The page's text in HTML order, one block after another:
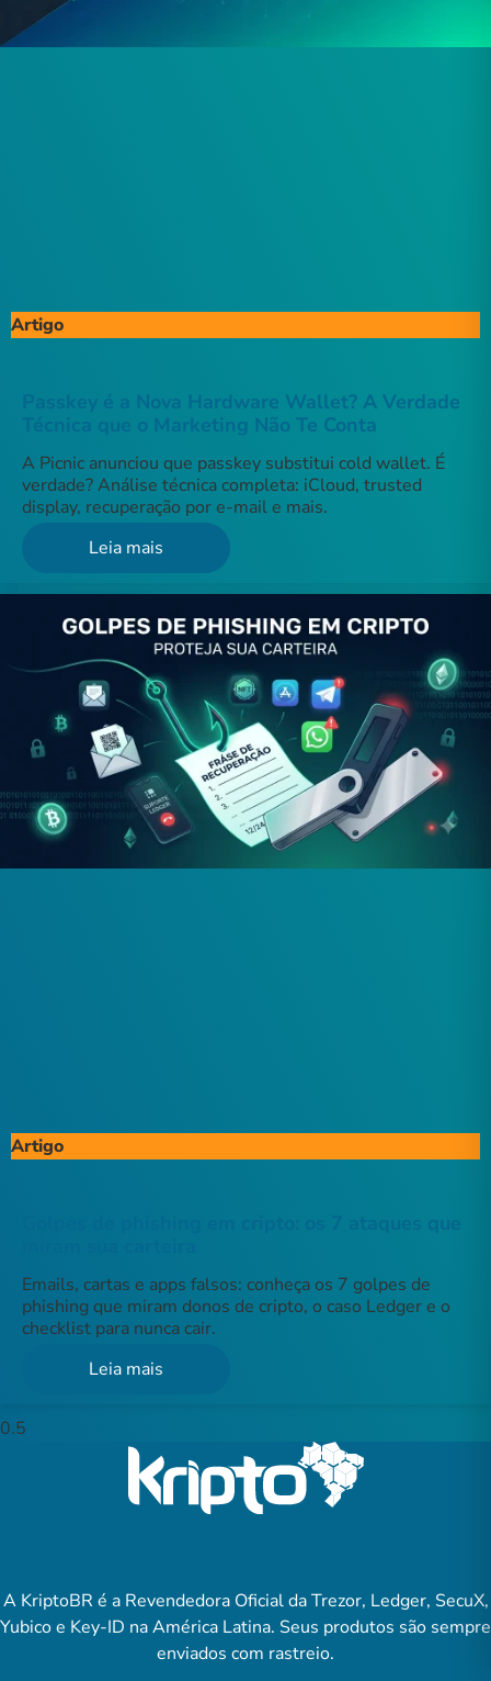
Artigo
Passkey é a Nova Hardware Wallet? A Verdade
Técnica que o Marketing Não Te Conta
A Picnic anunciou que passkey substitui cold wallet. É
verdade? Análise técnica completa: iCloud, trusted
display, recuperação por e-mail e mais.
Leia mais
Artigo
Emails, cartas e apps falsos: conheça os 7 golpes de
phishing que miram donos de cripto, o caso Ledger e o
checklist para nunca cair.
Leia mais
A KriptoBR é a Revendedora Oficial da Trezor, Ledger, SecuX,
Yubico e Key-ID na América Latina. Seus produtos são sempre
enviados com rastreio.